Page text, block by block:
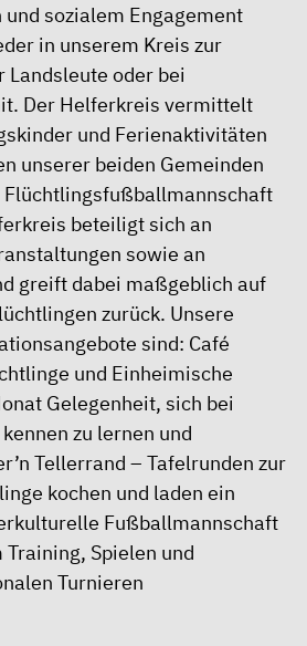
sozialem Engagement
in unserem Kreis zur
oder bei
Der Helferkreis vermittelt
und Ferienaktivitäten
unserer beiden Gemeinden
beteiligt sich an
sowie an
greift dabei maßgeblich auf
zurück. Unsere
sind: Café
und Einheimische
Gelegenheit, sich bei
zu lernen und
Tellerrand – Tafelrunden zur
kochen und laden ein
Fußballmannschaft
Spielen und
Turnieren